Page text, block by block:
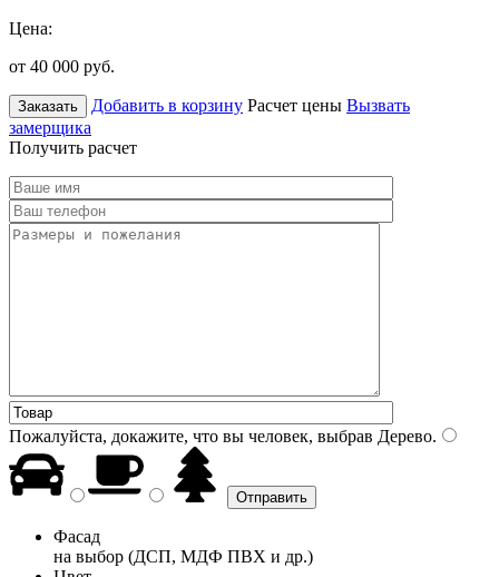
Цена:
от 40 000 руб.
Заказать Добавить в корзину Расчет цены Вызвать
замерщика
Получить расчет
Пожалуйста, докажите, что вы человек, выбрав Дерево.
Фасад
на выбор (ДСП, МДФ ПВХ и др.)